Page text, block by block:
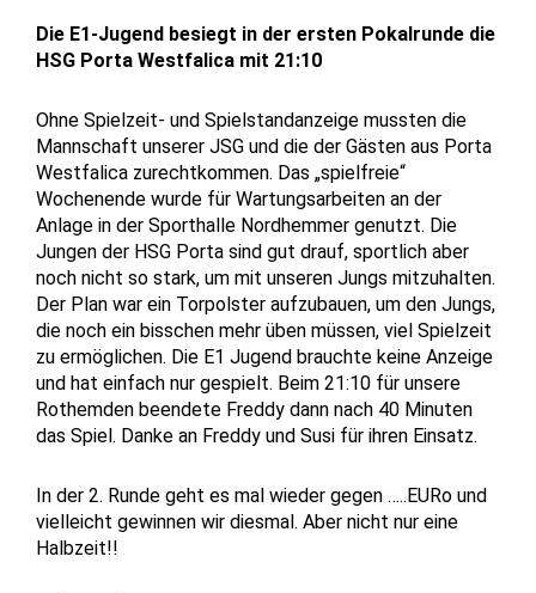
Die E1-Jugend besiegt in der ersten Pokalrunde die
HSG Porta Westfalica mit 21:10
Ohne Spielzeit- und Spielstandanzeige mussten die
Mannschaft unserer JSG und die der Gästen aus Porta
Westfalica zurechtkommen. Das „spielfreie“
Wochenende wurde für Wartungsarbeiten an der
Anlage in der Sporthalle Nordhemmer genutzt. Die
Jungen der HSG Porta sind gut drauf, sportlich aber
noch nicht so stark, um mit unseren Jungs mitzuhalten.
Der Plan war ein Torpolster aufzubauen, um den Jungs,
die noch ein bisschen mehr üben müssen, viel Spielzeit
zu ermöglichen. Die E1 Jugend brauchte keine Anzeige
und hat einfach nur gespielt. Beim 21:10 für unsere
Rothemden beendete Freddy dann nach 40 Minuten
das Spiel. Danke an Freddy und Susi für ihren Einsatz.
In der 2. Runde geht es mal wieder gegen …..EURo und
vielleicht gewinnen wir diesmal. Aber nicht nur eine
Halbzeit!!